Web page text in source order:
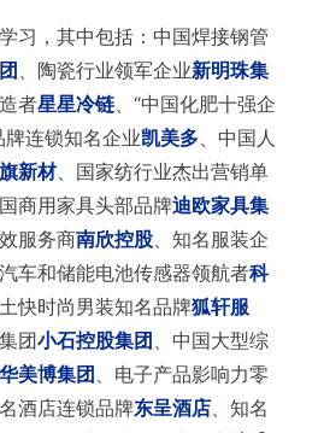
习，其中包括：中国焊接钢管
、陶瓷行业领军企业新明珠集
者星星冷链、“中国化肥十强企
连锁知名企业凯美多、中国人
新材、国家纺行业杰出营销单
商用家具头部品牌迪欧家具集
服务商南欣控股、知名服装企
车和储能电池传感器领航者科
快时尚男装知名品牌狐轩服
团小石控股集团 、中国大型综
美博集团 、电子产品影响力零
酒店连锁品牌东呈酒店、知名